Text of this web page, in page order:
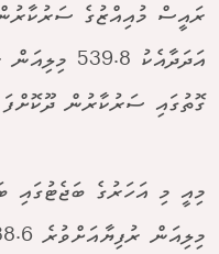
ރައީސް މުއިއްޒުގެ
އަދަދާއެކު
ގޮތުގައި ސަރުކާރުން ދޫކޮށްފަ